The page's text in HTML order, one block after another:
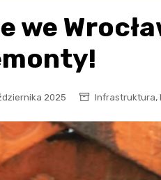
wpisy
we Wrocławiu
Co warto
Wrocławiu?
we
2025 Infrastruktura,